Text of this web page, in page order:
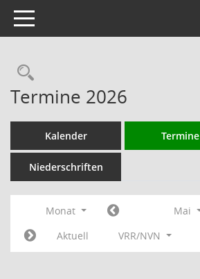
Toggle navigation
Rechercheauswahl
Termine 2026
Kalender Termine
Niederschriften
Monat Mai
Aktuell
VRR/NVN